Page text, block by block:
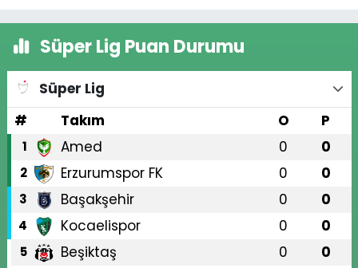
Süper Lig Puan Durumu
Süper Lig
#
Takım O P
1 Amed 0 0
2 Erzurumspor FK 0 0
3 Başakşehir 0 0
4 Kocaelispor 0 0
5 Beşiktaş 0 0